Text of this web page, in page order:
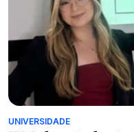
UNIVERSIDADE